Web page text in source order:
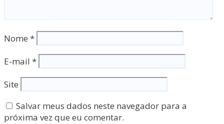
Nome *
E-mail *
Site
Salvar meus dados neste navegador para a
próxima vez que eu comentar.